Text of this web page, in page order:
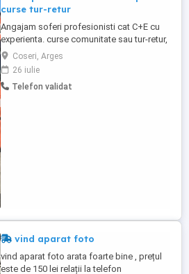
curse tur-retur
Angajam soferi profesionisti cat C+E cu
experienta. curse comunitate sau tur-retur,
camioane daf euro6,semiremorci prelata
mega. posibilitati de plata la zi sau la km.
pentru info
Coseri, Arges
26 iulie
Telefon validat
vind aparat foto
vind aparat foto arata foarte bine , prețul
este de 150 lei relații la telefon